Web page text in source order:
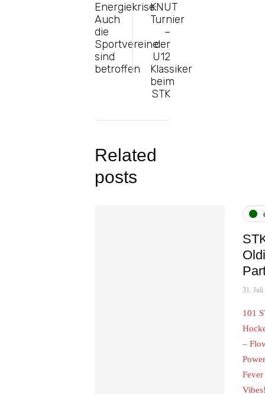
Energiekrise:
Auch
die
Sportvereine
sind
betroffen
KNUT
Turnier
–
der
U12
Klassiker
beim
STK
Related
posts
31. Juli
101
–